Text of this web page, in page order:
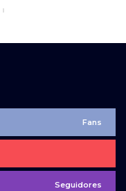
Fans
Seguidores